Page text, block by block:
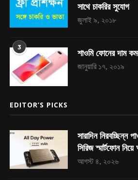
সাথে চাকরির সুযোগ
জুলাই ৯, ২০১৮
3
শাওমি ফোনের দাম
জানুয়ারি ১৭, ২০১৯
EDITOR’S PICKS
সারাদিন নিরবচ্ছিন্ন
সিরিজ স্মার্টফোন
আগস্ট ৪, ২০২৬